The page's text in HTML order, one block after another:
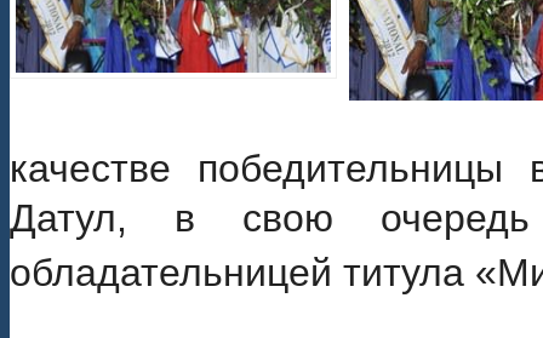
качестве
Датул, в свою
обладательницей титула